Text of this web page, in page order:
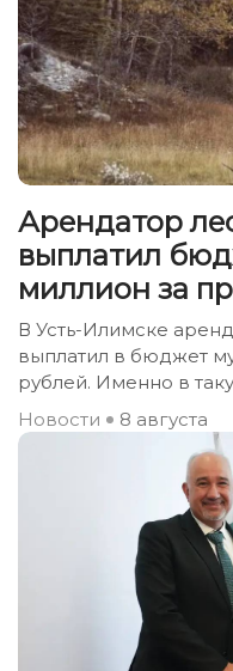
Арендатор
выплатил
миллион за
В Усть-Илимске
выплатил в бюджет
рублей. Именно в
Новости
8 августа